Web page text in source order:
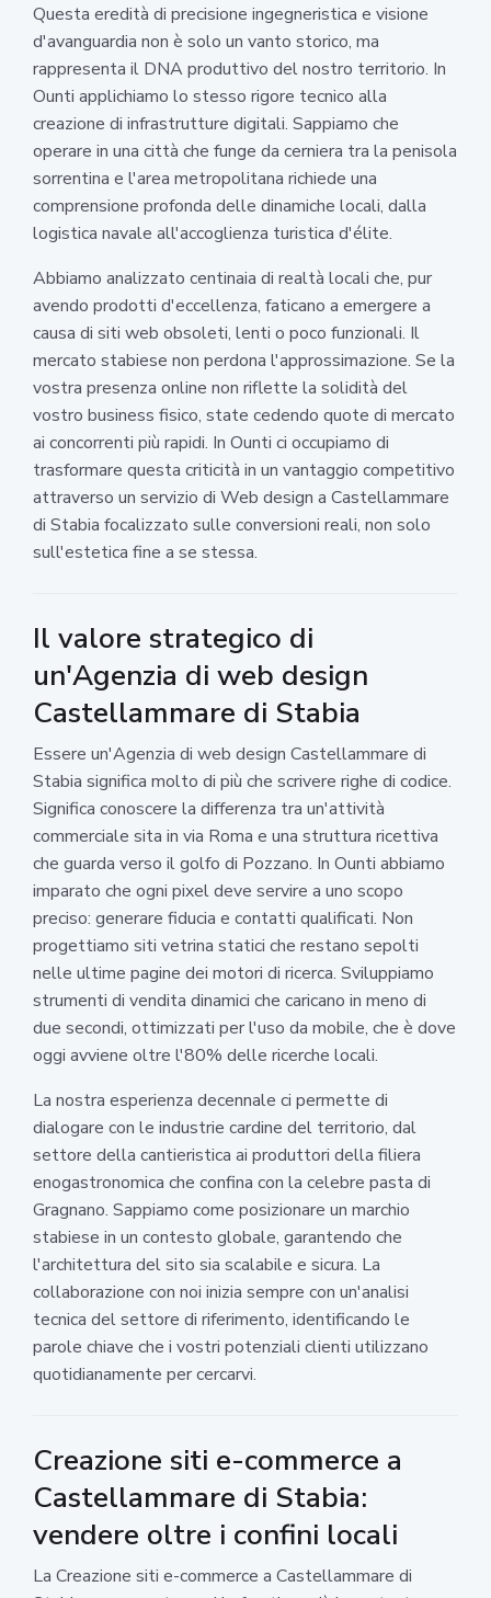
Questa eredità di precisione ingegneristica e visione
d'avanguardia non è solo un vanto storico, ma
rappresenta il DNA produttivo del nostro territorio. In
Ounti applichiamo lo stesso rigore tecnico alla
creazione di infrastrutture digitali. Sappiamo che
operare in una città che funge da cerniera tra la penisola
sorrentina e l'area metropolitana richiede una
comprensione profonda delle dinamiche locali, dalla
logistica navale all'accoglienza turistica d'élite.
Abbiamo analizzato centinaia di realtà locali che, pur
avendo prodotti d'eccellenza, faticano a emergere a
causa di siti web obsoleti, lenti o poco funzionali. Il
mercato stabiese non perdona l'approssimazione. Se la
vostra presenza online non riflette la solidità del
vostro business fisico, state cedendo quote di mercato
ai concorrenti più rapidi. In Ounti ci occupiamo di
trasformare questa criticità in un vantaggio competitivo
attraverso un servizio di Web design a Castellammare
di Stabia focalizzato sulle conversioni reali, non solo
sull'estetica fine a se stessa.
Il valore strategico di
un'Agenzia di web design
Castellammare di Stabia
Essere un'Agenzia di web design Castellammare di
Stabia significa molto di più che scrivere righe di codice.
Significa conoscere la differenza tra un'attività
commerciale sita in via Roma e una struttura ricettiva
che guarda verso il golfo di Pozzano. In Ounti abbiamo
imparato che ogni pixel deve servire a uno scopo
preciso: generare fiducia e contatti qualificati. Non
progettiamo siti vetrina statici che restano sepolti
nelle ultime pagine dei motori di ricerca. Sviluppiamo
strumenti di vendita dinamici che caricano in meno di
due secondi, ottimizzati per l'uso da mobile, che è dove
oggi avviene oltre l'80% delle ricerche locali.
La nostra esperienza decennale ci permette di
dialogare con le industrie cardine del territorio, dal
settore della cantieristica ai produttori della filiera
enogastronomica che confina con la celebre pasta di
Gragnano. Sappiamo come posizionare un marchio
stabiese in un contesto globale, garantendo che
l'architettura del sito sia scalabile e sicura. La
collaborazione con noi inizia sempre con un'analisi
tecnica del settore di riferimento, identificando le
parole chiave che i vostri potenziali clienti utilizzano
quotidianamente per cercarvi.
Creazione siti e-commerce a
Castellammare di Stabia:
vendere oltre i confini locali
La Creazione siti e-commerce a Castellammare di